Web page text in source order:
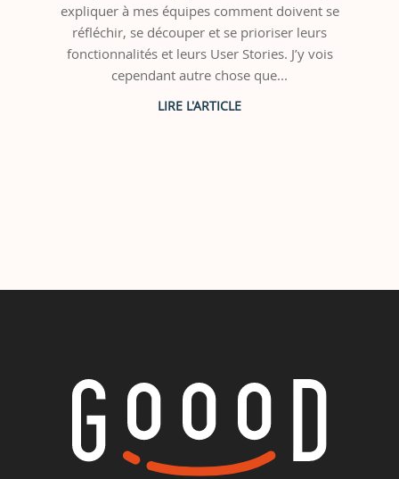
expliquer à mes équipes comment doivent se
réfléchir, se découper et se prioriser leurs
fonctionnalités et leurs User Stories. J’y vois
cependant autre chose que...